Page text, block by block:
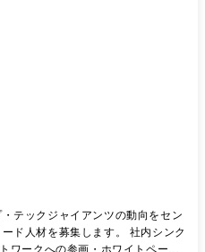
テックジャイアンツの動向をセン
ド人材を募集します。 社内シンク
ワークへの参画・ホワイトペーパ